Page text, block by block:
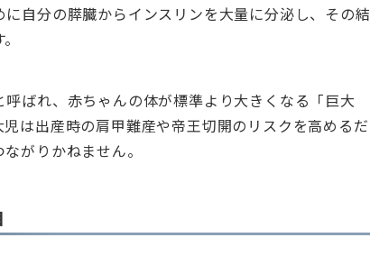
自分の膵臓からインスリンを大量に分泌し、その結
ばれ、赤ちゃんの体が標準より大きくなる「巨大
は出産時の肩甲難産や帝王切開のリスクを高めるだ
がりかねません。